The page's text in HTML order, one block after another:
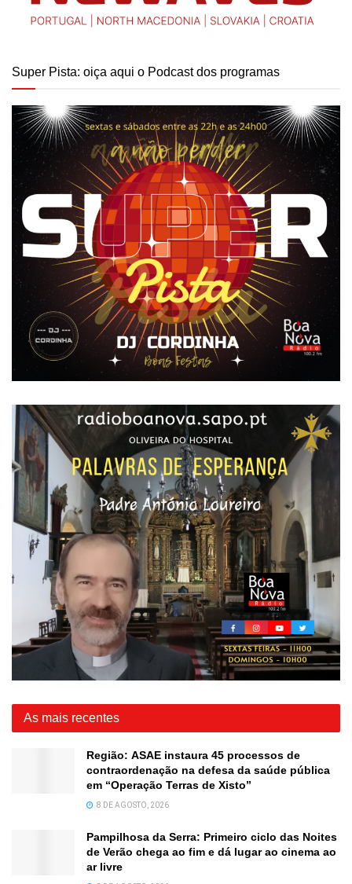
Super Pista: oiça aqui o Podcast dos programas
As mais recentes
Região: ASAE instaura 45 processos de
contraordenação na defesa da saúde pública
em “Operação Terras de Xisto”
8 DE AGOSTO, 2026
Pampilhosa da Serra: Primeiro ciclo das Noites
de Verão chega ao fim e dá lugar ao cinema ao
ar livre